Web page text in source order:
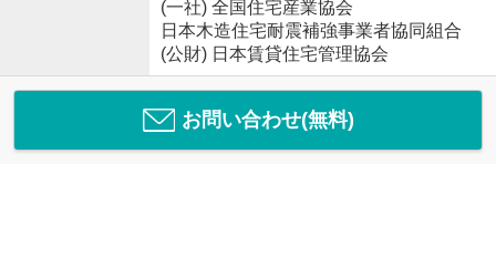
(一社) 全国住宅産業協会
日本木造住宅耐震補強事業者協同組合
(公財) 日本賃貸住宅管理協会
お問い合わせ(無料)